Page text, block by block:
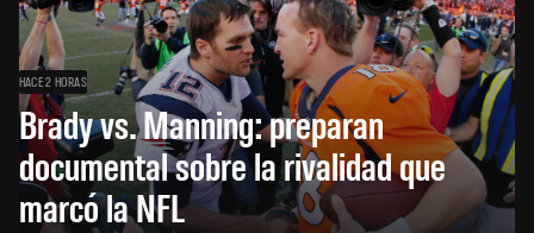
HACE 2 HORAS
Brady vs. Manning: preparan
documental sobre la rivalidad que
marcó la NFL